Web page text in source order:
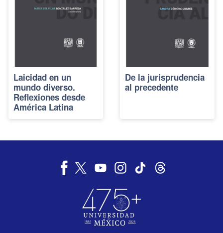
Laicidad en un
mundo diverso.
Reflexiones desde
América Latina
De la jurisprudencia
al precedente